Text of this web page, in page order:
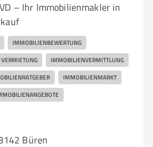
– Ihr Immobilienmakler in
IMMOBILIENBEWERTUNG
IMMOBILIENVERMITTLUNG
IMMOBILIENMARKT
Büren